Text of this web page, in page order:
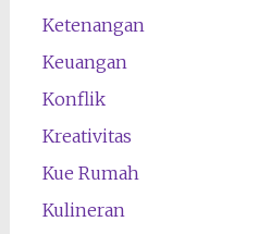
Ketenangan
Keuangan
Konflik
Kreativitas
Kue Rumah
Kulineran